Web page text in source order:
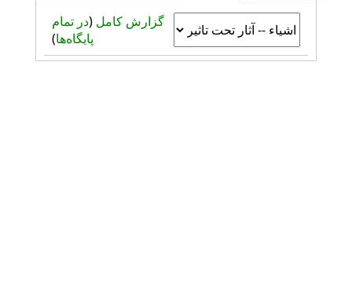
گزارش کامل (در تمام
پایگاه‌ها)